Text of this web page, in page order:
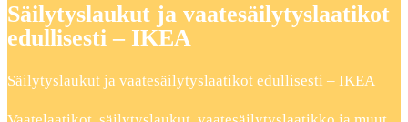
Säilytyslaukut ja vaatesäilytyslaatikot
edullisesti – IKEA
Säilytyslaukut ja vaatesäilytyslaatikot edullisesti – IKEA